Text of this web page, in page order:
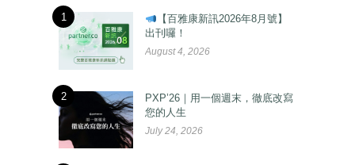
1
【百雅康新訊2026年8月號】
出刊囉！
August 4, 2026
2
PXP’26｜用一個週末，徹底改寫
您的人生
July 24, 2026